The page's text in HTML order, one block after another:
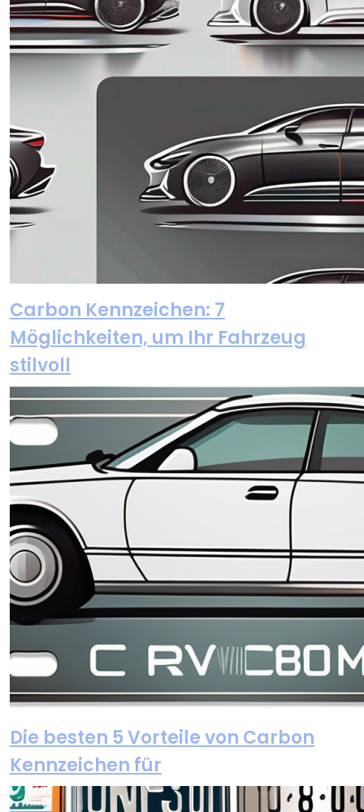
Carbon Kennzeichen: 7
Möglichkeiten, um Ihr Fahrzeug
stilvoll
Die besten 5 Vorteile von Carbon
Kennzeichen für